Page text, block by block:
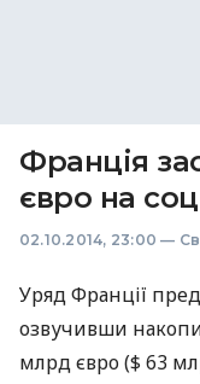
Франція
євро на
02.10.2014, 23:00 —
Уряд Франції
озвучивши
млрд євро ($ 63